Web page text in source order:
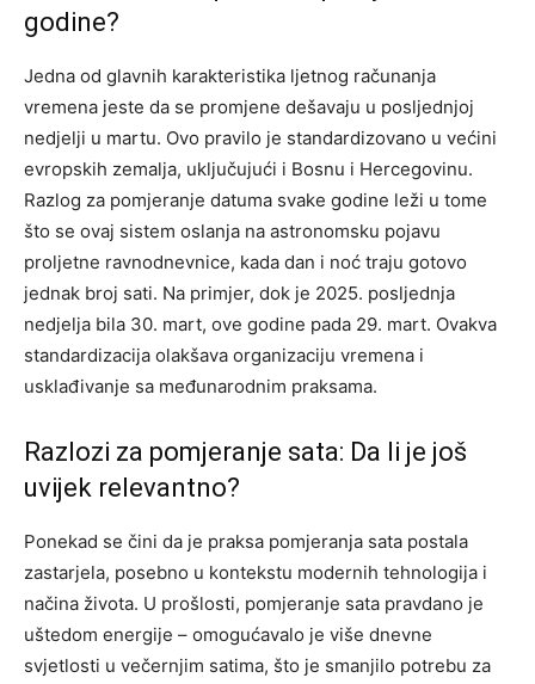
godine?
Jedna od glavnih karakteristika ljetnog računanja
vremena jeste da se promjene dešavaju u posljednjoj
nedjelji u martu. Ovo pravilo je standardizovano u većini
evropskih zemalja, uključujući i Bosnu i Hercegovinu.
Razlog za pomjeranje datuma svake godine leži u tome
što se ovaj sistem oslanja na astronomsku pojavu
proljetne ravnodnevnice, kada dan i noć traju gotovo
jednak broj sati. Na primjer, dok je 2025. posljednja
nedjelja bila 30. mart, ove godine pada 29. mart. Ovakva
standardizacija olakšava organizaciju vremena i
usklađivanje sa međunarodnim praksama.
Razlozi za pomjeranje sata: Da li je još
uvijek relevantno?
Ponekad se čini da je praksa pomjeranja sata postala
zastarjela, posebno u kontekstu modernih tehnologija i
načina života. U prošlosti, pomjeranje sata pravdano je
uštedom energije – omogućavalo je više dnevne
svjetlosti u večernjim satima, što je smanjilo potrebu za